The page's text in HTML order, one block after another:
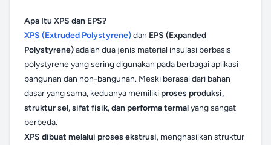
Apa Itu XPS dan EPS?
XPS (Extruded Polystyrene)dan EPS (Expanded
Polystyrene)adalah dua jenis material insulasi berbasis
polystyrene yang sering digunakan pada berbagai aplikasi
bangunan dan non-bangunan. Meski berasal dari bahan
dasar yang sama, keduanya memiliki proses produksi,
struktur sel, sifat fisik, dan performa termalyang sangat
berbeda.
XPS dibuat melalui proses ekstrusi, menghasilkan struktur